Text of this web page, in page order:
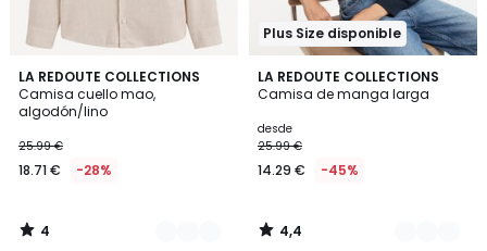
LA REDOUTE COLLECTIONS
Camisa cuello mao,
algodón/lino
€
en
de
25.99
25.99 €
18.71 € -28%
4
/
5
2
Colores
4
/
Plus Size disponible
LA REDOUTE COLLECTIONS
Camisa de manga larga
desde
25.99 €
14.29 € -45%
4,4
/ 5
3
Colores
4,4
/